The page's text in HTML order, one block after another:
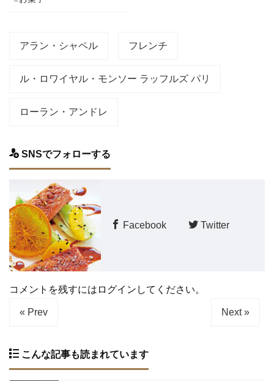
アラン・シャペル フレンチ
ル・ロワイヤル・モンソー ラッフルズ パリ
ローラン・アンドレ
SNSでフォローする
Facebook Twitter
コメントを残すにはログインしてください。
« Prev Next »
こんな記事も読まれています